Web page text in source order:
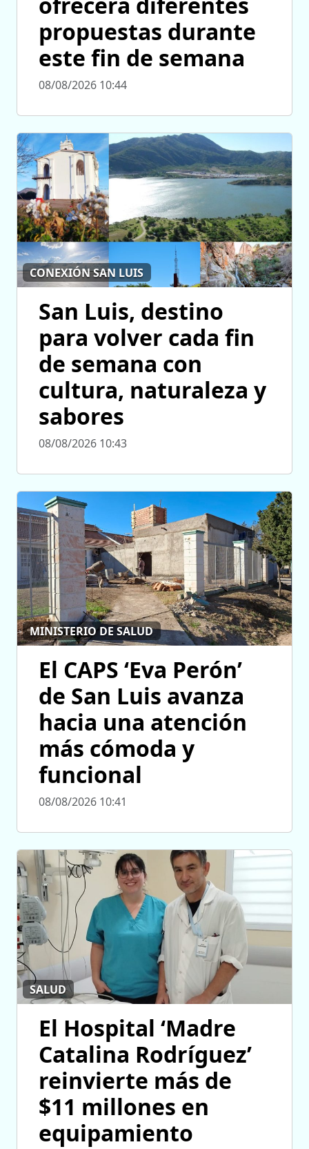
propuestas durante
este fin de semana
08/08/2026 10:44
CONEXIÓN SAN LUIS
San Luis, destino
para volver cada fin
de semana con
cultura, naturaleza y
sabores
08/08/2026 10:43
MINISTERIO DE SALUD
El CAPS ‘Eva Perón’
de San Luis avanza
hacia una atención
más cómoda y
funcional
08/08/2026 10:41
SALUD
El Hospital ‘Madre
Catalina Rodríguez’
reinvierte más de
$11 millones en
equipamiento